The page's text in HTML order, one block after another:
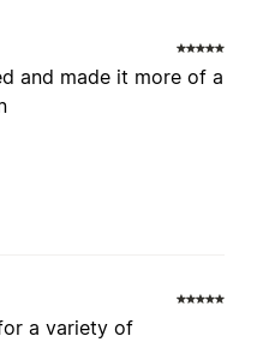
and made it more of a
a variety of